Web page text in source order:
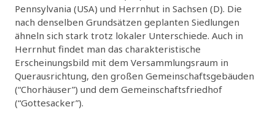
Pennsylvania (USA) und Herrnhut in Sachsen (D). Die
nach denselben Grundsätzen geplanten Siedlungen
ähneln sich stark trotz lokaler Unterschiede. Auch in
Herrnhut findet man das charakteristische
Erscheinungsbild mit dem Versammlungsraum in
Querausrichtung, den großen Gemeinschaftsgebäuden
(“Chorhäuser”) und dem Gemeinschaftsfriedhof
(“Gottesacker”).